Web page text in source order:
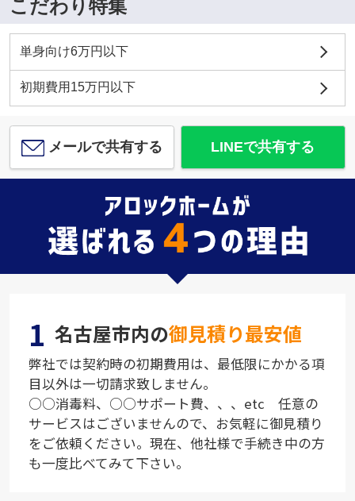
こだわり特集
単身向け6万円以下
初期費用15万円以下
メールで共有する LINEで共有する
1 名古屋市内の御見積り最安値
弊社では契約時の初期費用は、最低限にかかる項
目以外は一切請求致しません。
○○消毒料、○○サポート費、、、etc 任意の
サービスはございませんので、お気軽に御見積り
をご依頼ください。現在、他社様で手続き中の方
も一度比べてみて下さい。